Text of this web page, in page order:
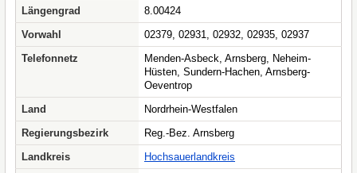
Längengrad
8.00424
Vorwahl
02379, 02931, 02932, 02935, 02937
Telefonnetz
Menden-Asbeck, Arnsberg, Neheim-
Hüsten, Sundern-Hachen, Arnsberg-
Oeventrop
Land
Nordrhein-Westfalen
Regierungsbezirk
Reg.-Bez. Arnsberg
Landkreis
Hochsauerlandkreis